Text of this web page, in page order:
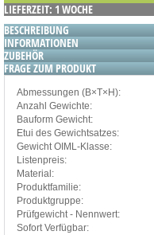
LIEFERZEIT: 1 WOCHE
BESCHREIBUNG
INFORMATIONEN
ZUBEHÖR
FRAGE ZUM PRODUKT
Abmessungen (B×T×H):
Anzahl Gewichte:
Bauform Gewicht:
Etui des Gewichtsatzes:
Gewicht OIML-Klasse:
Listenpreis:
Material:
Produktfamilie:
Produktgruppe:
Prüfgewicht - Nennwert:
Sofort Verfügbar: